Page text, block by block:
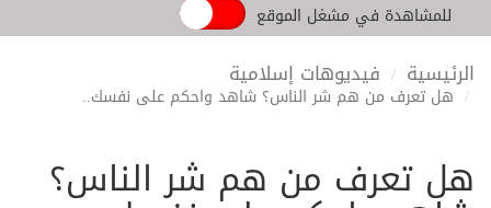
للمشاهدة في مشغل الموقع
الرئيسية فيديوهات إسلامية
هل تعرف من هم شر الناس؟ شاهد واحكم على نفسك..
هل تعرف من هم شر الناس؟